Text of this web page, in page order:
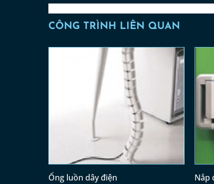
CÔNG TRÌNH LIÊN QUAN
Ống luồn dây điện
Nắp